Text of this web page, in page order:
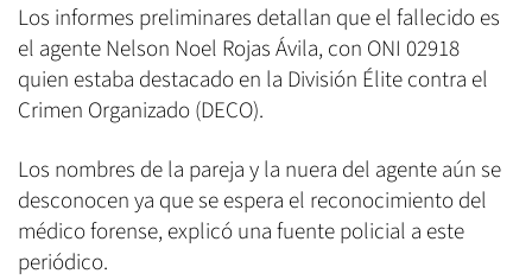
Los informes preliminares detallan que el fallecido es
el agente Nelson Noel Rojas Ávila, con ONI 02918
quien estaba destacado en la División Élite contra el
Crimen Organizado (DECO).
Los nombres de la pareja y la nuera del agente aún se
desconocen ya que se espera el reconocimiento del
médico forense, explicó una fuente policial a este
periódico.